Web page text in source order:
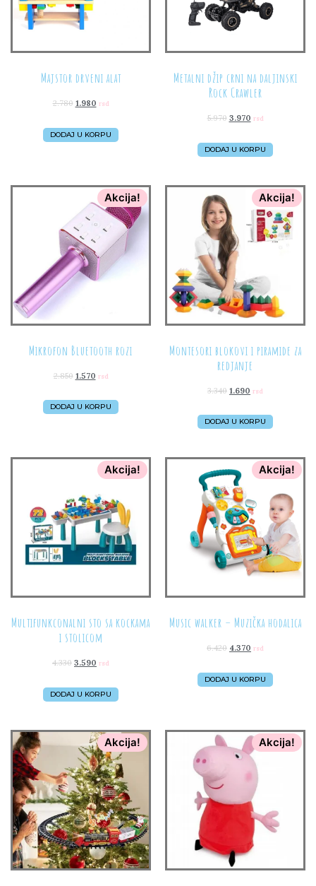
Majstor drveni alat
2.780 1.980 rsd
DODAJ U KORPU
Metalni džip crni na daljinski
Rock Crawler
5.970 3.970 rsd
DODAJ U KORPU
Akcija!
Mikrofon Bluetooth rozi
2.850 1.570 rsd
DODAJ U KORPU
Akcija!
Montesori blokovi i piramide za
redjanje
3.340 1.690 rsd
DODAJ U KORPU
Akcija!
Multifunkconalni sto sa kockama
i stolicom
4.330 3.590 rsd
DODAJ U KORPU
Akcija!
Music walker – Muzička hodalica
6.420 4.370 rsd
DODAJ U KORPU
Akcija! Akcija!